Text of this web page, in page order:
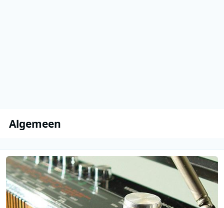
Algemeen
Lees meer over De nostalgische column van Hans Knot 16 oktober